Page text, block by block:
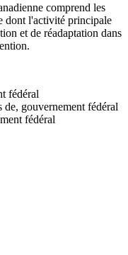
comprend les
dont l'activité principale
et de réadaptation dans
fédéral
gouvernement fédéral
fédéral